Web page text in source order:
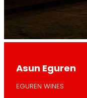
Asun Eguren
EGUREN WINES